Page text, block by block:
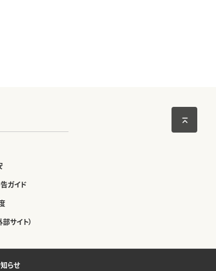
ガイド
サイト）
らせ